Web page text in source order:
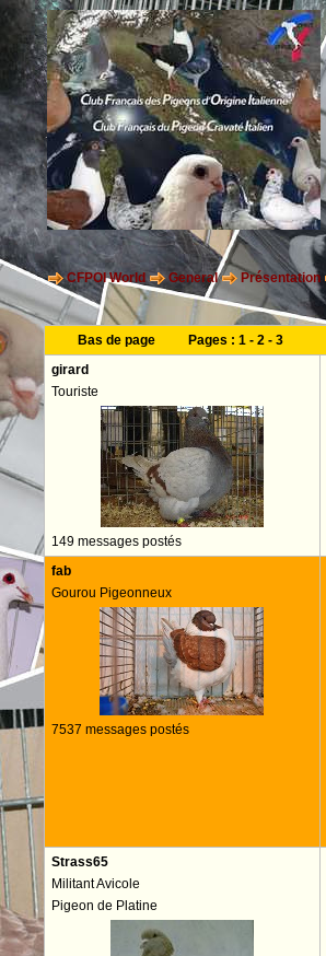
CFPOI World General Présentation
Bas de page Pages : 1- 2- 3
girard
Touriste
149 messages postés
fab
Gourou Pigeonneux
7537 messages postés
Strass65
Militant Avicole
Pigeon de Platine